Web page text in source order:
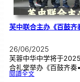
芙中联合主办《百鼓齐
26/06/2025
芙蓉中华中学将于
合礼堂举办《百鼓齐
閱讀全文:芙